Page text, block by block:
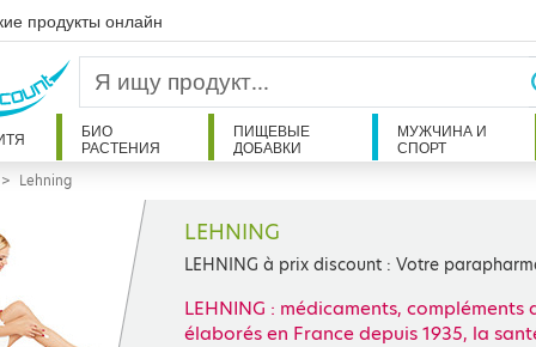
продукты онлайн
БИО
РАСТЕНИЯ
ПИЩЕВЫЕ
ДОБАВКИ
МУЖЧИНА И
СПОРТ
Lehning
LEHNING
LEHNING à prix discount : Votre
LEHNING : médicaments,
élaborés en France depuis 1935, la